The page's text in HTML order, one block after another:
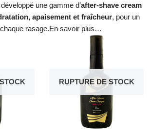
une gamme d’after-shave cream
apaisement et fraîcheur, pour un
rasage.En savoir plus…
RUPTURE DE STOCK